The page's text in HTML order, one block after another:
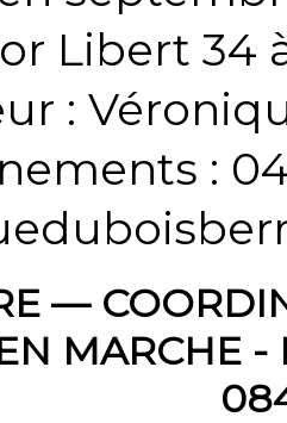
Libert 34
:
:
—
MARCHE -